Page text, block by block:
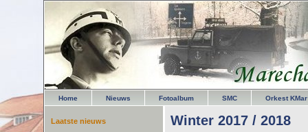
Home Nieuws Fotoalbum SMC Orkest KMar
Winter 2017 / 2018
Laatste nieuws